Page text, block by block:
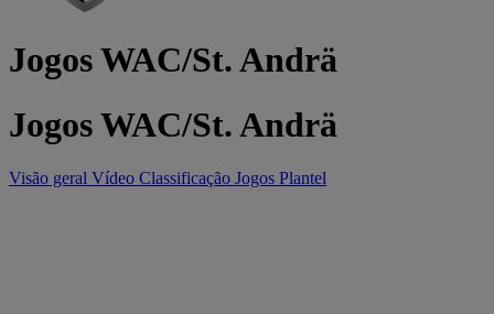
Jogos WAC/St. Andrä
Jogos WAC/St. Andrä
Visão geral Vídeo Classificação Jogos Plantel